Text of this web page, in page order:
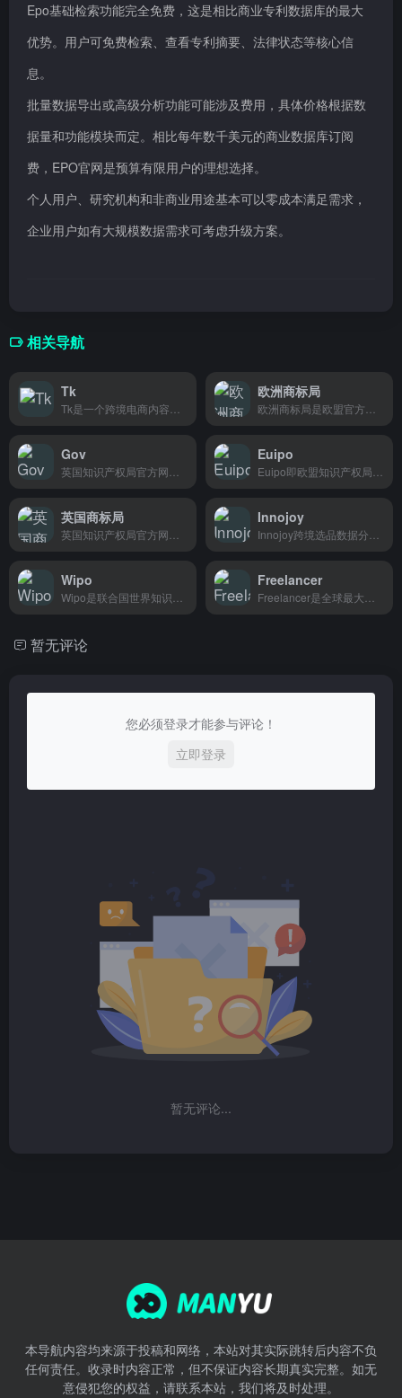
Epo基础检索功能完全免费，这是相比商业专利数据库的最大
优势。用户可免费检索、查看专利摘要、法律状态等核心信
息。
批量数据导出或高级分析功能可能涉及费用，具体价格根据数
据量和功能模块而定。相比每年数千美元的商业数据库订阅
费，EPO官网是预算有限用户的理想选择。
个人用户、研究机构和非商业用途基本可以零成本满足需求，
企业用户如有大规模数据需求可考虑升级方案。
相关导航
Tk 欧洲商标局
Gov Euipo
英国商标局 Innojoy
Wipo Freelancer
暂无评论
您必须登录才能参与评论！
立即登录
暂无评论...
本导航内容均来源于投稿和网络，本站对其实际跳转后内容不负
任何责任。收录时内容正常，但不保证内容长期真实完整。如无
意侵犯您的权益，请联系本站，我们将及时处理。